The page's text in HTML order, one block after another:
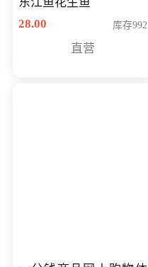
28.00
库存992
直营